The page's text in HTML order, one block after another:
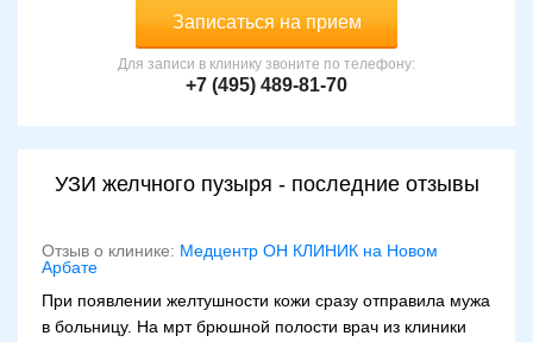
Записаться на прием
Для записи в клинику звоните по телефону:
+7 (495) 489-81-70
УЗИ желчного пузыря - последние отзывы
Отзыв о клинике: Медцентр ОН КЛИНИК на Новом
Арбате
При появлении желтушности кожи сразу отправила мужа
в больницу. На мрт брюшной полости врач из клиники